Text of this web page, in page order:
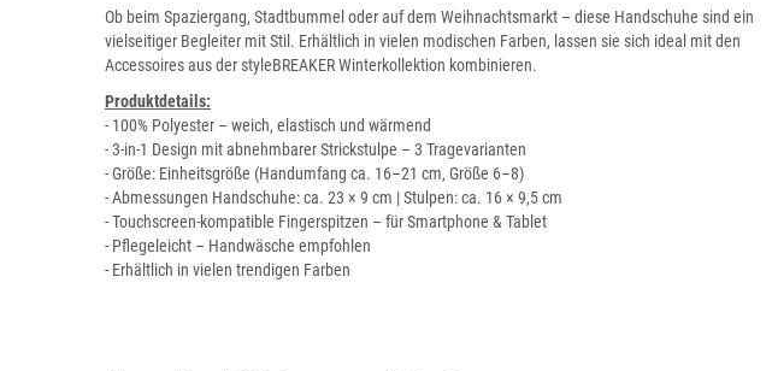
Ob beim Spaziergang, Stadtbummel oder auf dem Weihnachtsmarkt – diese Handschuhe sind ein
vielseitiger Begleiter mit Stil. Erhältlich in vielen modischen Farben, lassen sie sich ideal mit den
Accessoires aus der styleBREAKER Winterkollektion kombinieren.
Produktdetails:
- 100% Polyester – weich, elastisch und wärmend
- 3-in-1 Design mit abnehmbarer Strickstulpe – 3 Tragevarianten
- Größe: Einheitsgröße (Handumfang ca. 16–21 cm, Größe 6–8)
- Abmessungen Handschuhe: ca. 23 × 9 cm | Stulpen: ca. 16 × 9,5 cm
- Touchscreen-kompatible Fingerspitzen – für Smartphone & Tablet
- Pflegeleicht – Handwäsche empfohlen
- Erhältlich in vielen trendigen Farben